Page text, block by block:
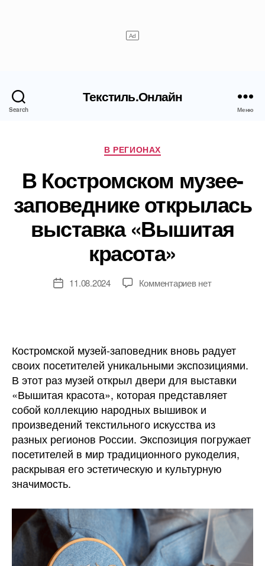
Search
Текстиль.Онлайн
Меню
Рубрики
В РЕГИОНАХ
В Костромском музее-
заповеднике открылась
выставка «Вышитая
красота»
Дата11.08.2024 Комментариевк
заповеднике
открылась
выставка
«Вышитая
красота»
нет
Костромской музей-заповедник вновь радует
своих посетителей уникальными экспозициями.
В этот раз музей открыл двери для выставки
«Вышитая красота», которая представляет
собой коллекцию народных вышивок и
произведений текстильного искусства из
разных регионов России. Экспозиция погружает
посетителей в мир традиционного рукоделия,
раскрывая его эстетическую и культурную
значимость.